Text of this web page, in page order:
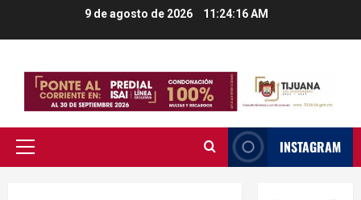
9 de agosto de 2026 11:24:16 AM
Menú
INSTAGRAM